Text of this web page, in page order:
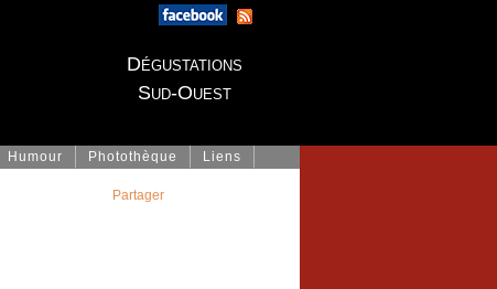
Dégustations
Sud-Ouest
Humour Photothèque Liens
Partager